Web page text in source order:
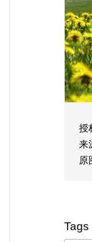
授
来
Tags